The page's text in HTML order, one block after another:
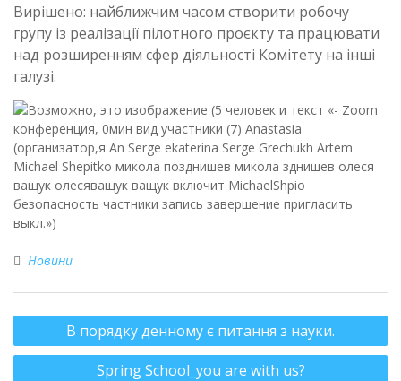
Вирішено: найближчим часом створити робочу
групу із реалізації пілотного проєкту та працювати
над розширенням сфер діяльності Комітету на інші
галузі.
Новини
В порядку денному є питання з науки.
Spring School_you are with us?